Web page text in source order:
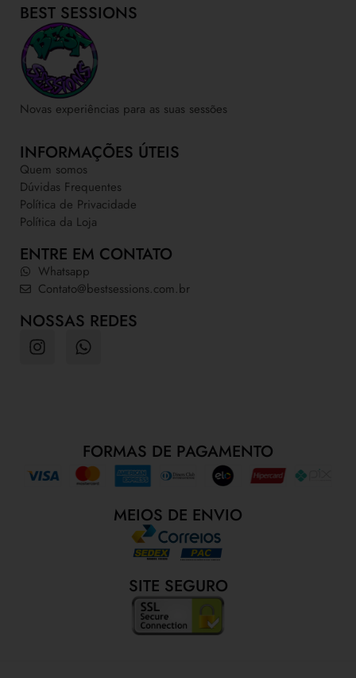
BEST SESSIONS
Novas experiências para as suas sessões
INFORMAÇÕES ÚTEIS
Quem somos
Dúvidas Frequentes
Política de Privacidade
Política da Loja
ENTRE EM CONTATO
Whatsapp
Contato@bestsessions.com.br
NOSSAS REDES
FORMAS DE PAGAMENTO
MEIOS DE ENVIO
SITE SEGURO